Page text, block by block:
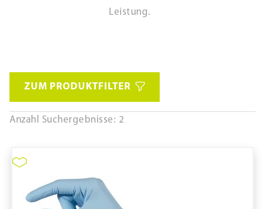
Leistung.
ZUM PRODUKTFILTER
Anzahl Suchergebnisse: 2